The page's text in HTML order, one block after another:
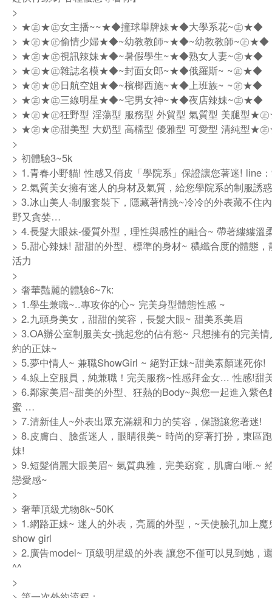
>
> ★㊣★㊣女主播~~★◆撞球舉牌妹★◆大學系花~㊣★◆
> ★㊣★㊣偷情少婦★◆~幼教教師~★◆~幼教教師~㊣★◆
> ★㊣★㊣視訊辣妹★◆~暑假學生~★◆熟女人妻~㊣★◆
> ★㊣★㊣雜誌名模★◆~封面女郎~★◆俄羅斯~ ~㊣★◆
> ★㊣★㊣日航空姐★◆~檳榔西施~★◆上班族~ ~㊣★◆
> ★㊣★㊣三線明星★◆~宅男女神~★◆夜店辣妹~㊣★◆
> ★㊣★㊣狂野型 淫蕩型 服務型 外貿型 氣質型 美腿型★
> ★㊣★㊣甜美型 大奶型 高檔型 優雅型 可愛型 清純型★
>
> 初體驗3~5k
> 1.青春小野貓! 性感又俏皮「學院系」保證讓您著迷! line
> 2.氣質美女擁有迷人的身材及氣質，給您學院系的制服誘
> 3.冰山美人-制服套裝下，隱藏著情挑~冷冷的外表藏不住
野又貪婪…
> 4.長髮大眼妹-優質外型，理性與感性的融合~ 帶著縷縷溫
> 5.甜心辣妹! 甜甜的外型、標準的身材~ 穠纖合度的體態，
活力
>
> 奢華豔麗的體驗6~7k:
> 1.學生兼職~..專攻你的心~ 完美身型體態性感 ~
> 2.九頭身美女，甜甜的笑容，長髮大眼~ 甜美系美眉
> 3.OA辦公室制服美女-挑起您的佔有慾~ 只想擁有的完美
約的正妹~
> 5.夢中情人~ 兼職ShowGirl ~ 絕對正妹~甜美素顏迷死你!
> 4.線上空服員，純兼職！完美服務~性感拜金女... 性感!甜
> 6.鄰家美眉~甜美的外型、狂熱的Body~與您一起進入紫色
蜜 …
> 7.清新佳人~外表出眾充滿親和力的笑容，保證讓您著迷!
> 8.皮膚白、臉蛋迷人，眼睛很美~ 時尚的穿著打扮，東區
妹!
> 9.短髮俏麗大眼美眉~ 氣質典雅，完美窈窕，肌膚白晰.~
戀愛感~
>
> 奢華頂級尤物8k~50K
> 1.網路正妹~ 迷人的外表，亮麗的外型，~天使臉孔加上魔
show girl
> 2.廣告model~ 頂級明星級的外表 讓您不僅可以見到她，
^^
>